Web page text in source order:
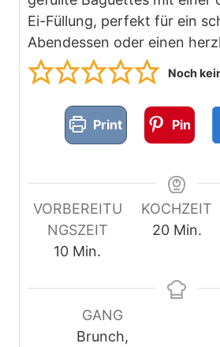
Ei-Füllung, perfekt für ein
Abendessen oder einen
Noch
Print Pin
VORBEREITU
NGSZEIT
10M
n
Min.
KOCHZEIT
20M
u
Min.
GANG
Brunch,